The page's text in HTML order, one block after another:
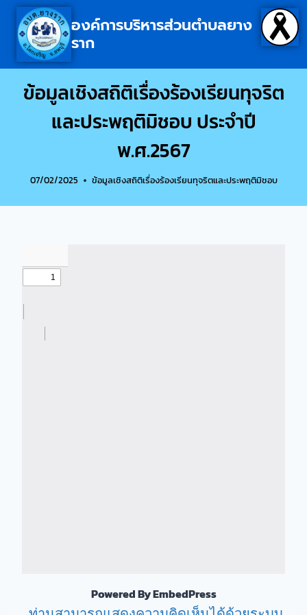
องค์การบริหารส่วนตำบลยาง
ราก
ข้อมูลเชิงสถิติเรื่องร้องเรียนทุจริต
และประพฤติมิชอบ ประจำปี
พ.ศ.2567
07/02/2025 ข้อมูลเชิงสถิติเรื่องร้องเรียนทุจริตและประพฤติมิชอบ
Powered By EmbedPress